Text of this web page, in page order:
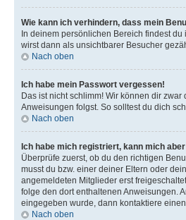
Wie kann ich verhindern, dass mein
In deinem persönlichen Bereich findest
wirst dann als unsichtbarer Besucher
Nach oben
Ich habe mein Passwort vergessen!
Das ist nicht schlimm! Wir können dir
Anweisungen folgst. So solltest du dich
Nach oben
Ich habe mich registriert, kann mich
Überprüfe zuerst, ob du den richtigen
musst du bzw. einer deiner Eltern oder
angemeldeten Mitglieder erst
folge den dort enthaltenen Anweisungen.
eingegeben wurde, dann kontaktiere einen
Nach oben